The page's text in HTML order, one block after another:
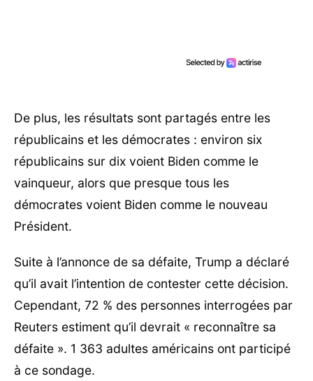
De plus, les résultats sont partagés entre les
républicains et les démocrates : environ six
républicains sur dix voient Biden comme le
vainqueur, alors que presque tous les
démocrates voient Biden comme le nouveau
Président.
Suite à l’annonce de sa défaite, Trump a déclaré
qu’il avait l’intention de contester cette décision.
Cependant, 72 % des personnes interrogées par
Reuters estiment qu’il devrait « reconnaître sa
défaite ». 1 363 adultes américains ont participé
à ce sondage.